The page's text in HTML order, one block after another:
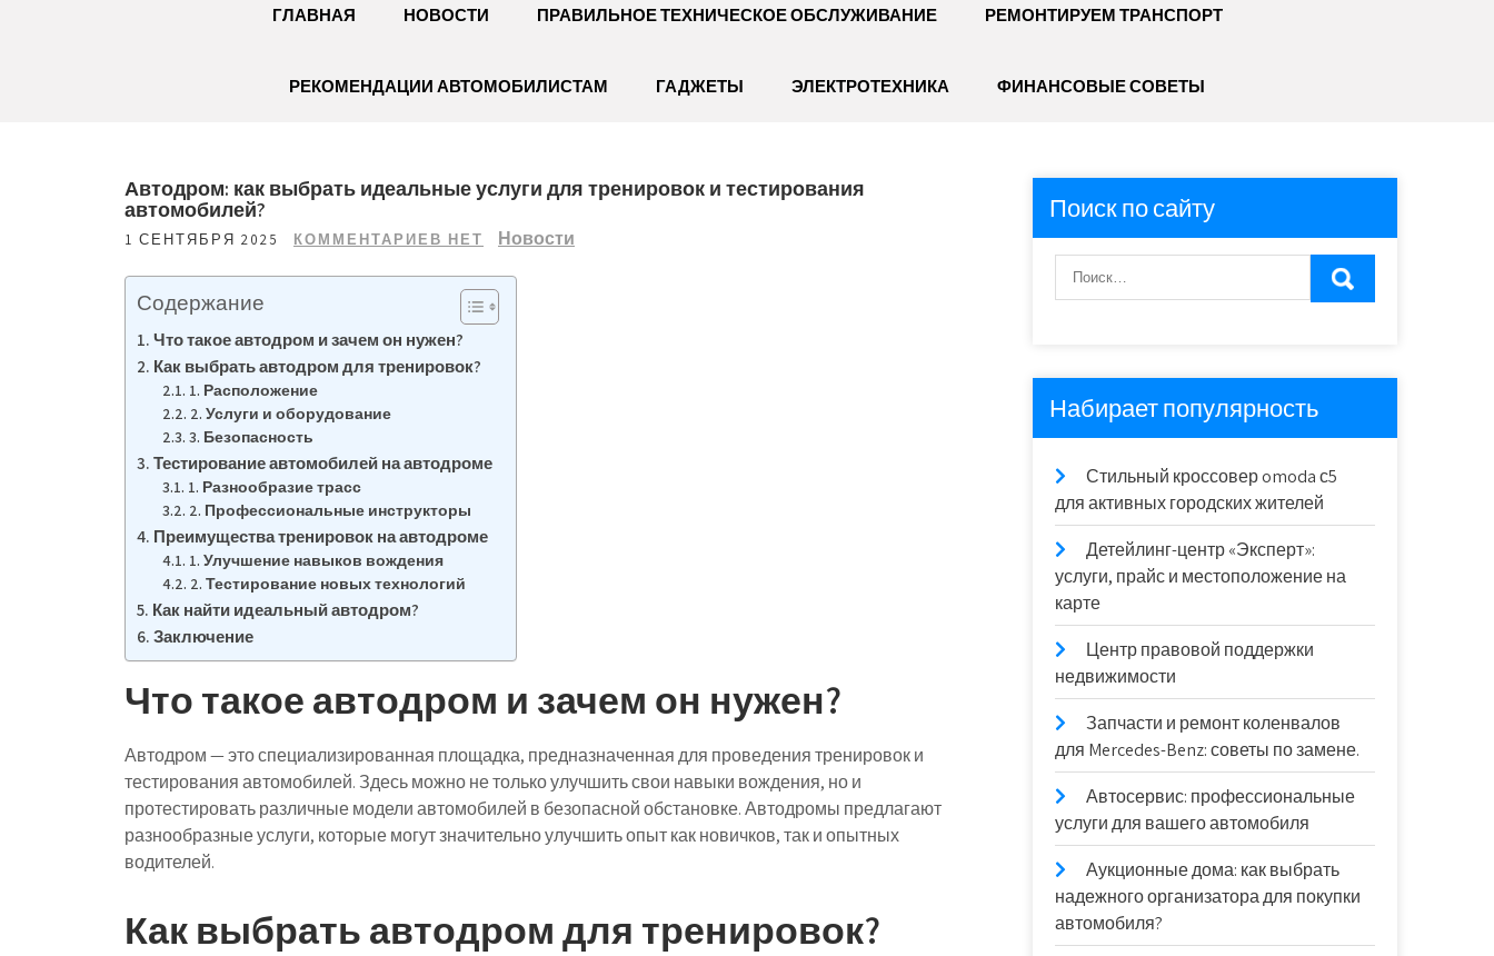
ГЛАВНАЯ НОВОСТИ ПРАВИЛЬНОЕ ТЕХНИЧЕСКОЕ ОБСЛУЖИВАНИЕ РЕМОНТИРУЕМ ТРАНСПОРТ
РЕКОМЕНДАЦИИ АВТОМОБИЛИСТАМ ГАДЖЕТЫ ЭЛЕКТРОТЕХНИКА ФИНАНСОВЫЕ СОВЕТЫ
Автодром: как выбрать идеальные услуги для тренировок и тестирования
автомобилей?
1 СЕНТЯБРЯ 2025 КОММЕНТАРИЕВ НЕТ Новости
Содержание
Что такое автодром и зачем он нужен?
Как выбрать автодром для тренировок?
1. Расположение
2. Услуги и оборудование
3. Безопасность
Тестирование автомобилей на автодроме
1. Разнообразие трасс
2. Профессиональные инструкторы
Преимущества тренировок на автодроме
1. Улучшение навыков вождения
2. Тестирование новых технологий
Как найти идеальный автодром?
Заключение
Что такое автодром и зачем он нужен?
Автодром — это специализированная площадка, предназначенная для проведения тренировок и
тестирования автомобилей. Здесь можно не только улучшить свои навыки вождения, но и
протестировать различные модели автомобилей в безопасной обстановке. Автодромы предлагают
разнообразные услуги, которые могут значительно улучшить опыт как новичков, так и опытных
водителей.
Как выбрать автодром для тренировок?
Поиск по сайту
Набирает популярность
Стильный кроссовер omoda с5
для активных городских жителей
Детейлинг-центр «Эксперт»:
услуги, прайс и местоположение на
карте
Центр правовой поддержки
недвижимости
Запчасти и ремонт коленвалов
для Mercedes-Benz: советы по замене.
Автосервис: профессиональные
услуги для вашего автомобиля
Аукционные дома: как выбрать
надежного организатора для покупки
автомобиля?